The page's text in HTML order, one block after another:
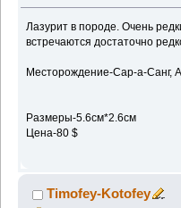
Лазурит в породе. Очень
встречаются достаточно
Месторождение-Сар-а-Санг,
Размеры-5.6см*2.6см
Цена-80 $
Timofey-Kotofey